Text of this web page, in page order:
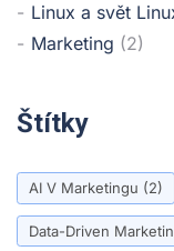
Linux a svět
Marketing (2)
Štítky
AI V Marketingu (2)
Data-Driven